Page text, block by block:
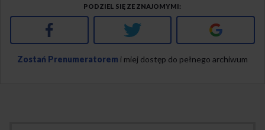
PODZIEL SIĘ ZE ZNAJOMYMI
Facebook Twitter Google+
Zostań Prenumeratorem i miej dostęp do pełnego archiwum